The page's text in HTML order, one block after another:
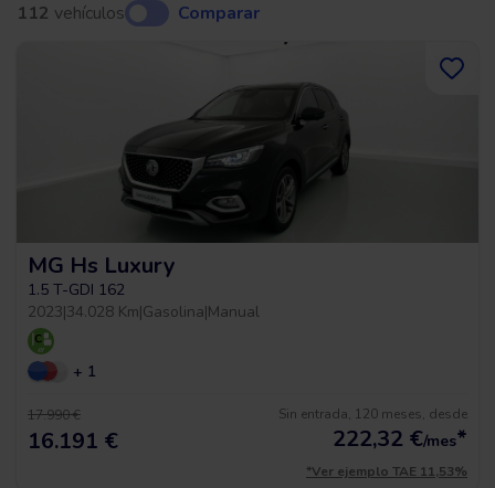
112 vehículos Comparar
MG Hs Luxury
1.5 T-GDI 162
2023|34.028 Km|Gasolina|Manual
+ 1
17.990 €
16.191 €
Sin entrada, 120 meses, desde
222,32 €/mes*
*Ver ejemplo TAE 11,53%